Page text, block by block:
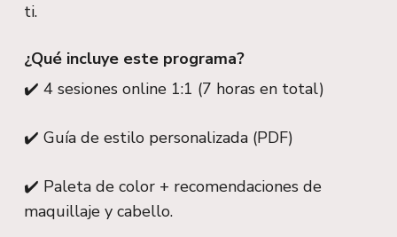
ti.
¿Qué incluye este programa?
✔️ 4 sesiones online 1:1 (7 horas en total)
✔️ Guía de estilo personalizada (PDF)
✔️ Paleta de color + recomendaciones de
maquillaje y cabello.